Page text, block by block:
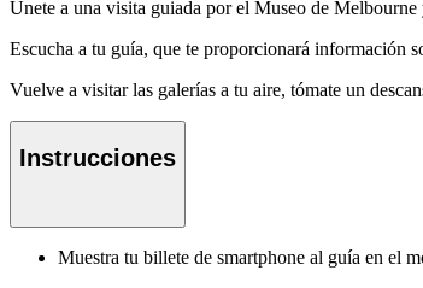
Únete a una visita guiada por el Museo de
Escucha a tu guía, que te proporcionará información
Vuelve a visitar las galerías a tu aire, tómate un
Instrucciones
Muestra tu billete de smartphone al guía en el